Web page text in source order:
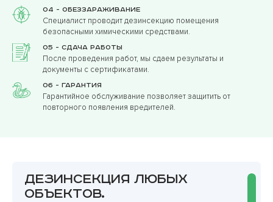
04 - Обеззараживание
Специалист проводит дезинсекцию помещения
безопасными химическими средствами.
05 - Сдача работы
После проведения работ, мы сдаем результаты и
документы с сертификатами.
06 - Гарантия
Гарантийное обслуживание позволяет защитить от
повторного появления вредителей.
Дезинсекция любых
объектов.